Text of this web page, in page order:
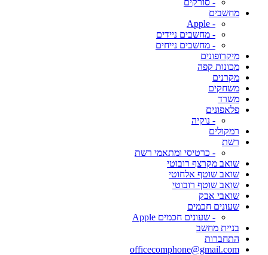
- סורקים
מחשבים
- Apple
- מחשבים ניידים
- מחשבים נייחים
מיקרופונים
מכונות קפה
מקרנים
משחקים
משרד
פלאפונים
- נוקיה
רמקולים
רשת
- כרטיסי ומתאמי רשת
שואב מקרצף רובוטי
שואב שוטף אלחוטי
שואב שוטף רובוטי
שואבי אבק
שעונים חכמים
- שעונים חכמים Apple
בניית מחשב
התחברות
officecomphone@gmail.com